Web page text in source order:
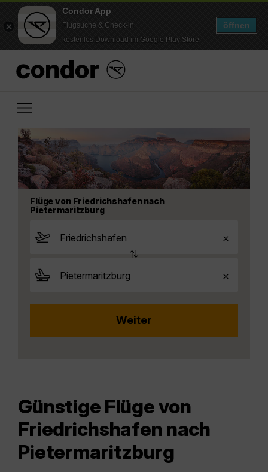
Condor App
Flugsuche & Check-in
kostenlos Download im Google Play Store
öffnen
Flüge von Friedrichshafen nach
Pietermaritzburg
Günstige Flüge von
Friedrichshafen nach
Pietermaritzburg